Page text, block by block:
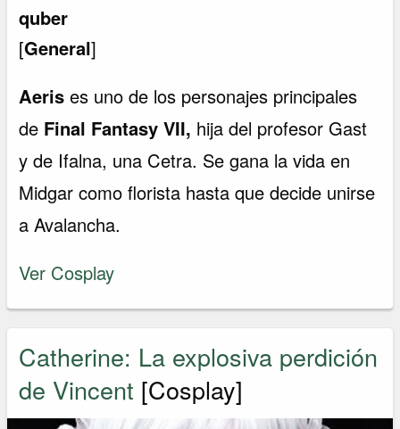
quber
[General]
Aeris es uno de los personajes principales
de Final Fantasy VII, hija del profesor Gast
y de Ifalna, una Cetra. Se gana la vida en
Midgar como florista hasta que decide unirse
a Avalancha.
Ver Cosplay
Catherine: La explosiva perdición
de Vincent [Cosplay]